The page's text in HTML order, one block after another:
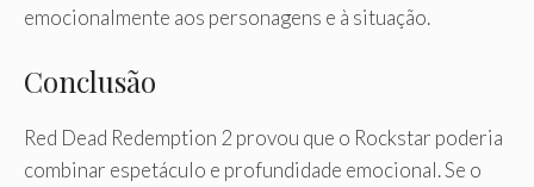
emocionalmente aos personagens e à situação.
Conclusão
Red Dead Redemption 2 provou que o Rockstar poderia
combinar espetáculo e profundidade emocional. Se o